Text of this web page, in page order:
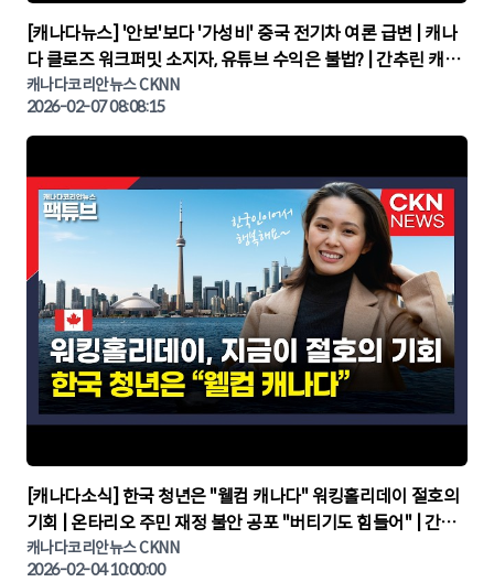
▶
[캐나다뉴스] '안보'보다 '가성비' 중국 전기차 여론 급변 | 캐나
다 클로즈 워크퍼밋 소지자, 유튜브 수익은 불법? | 간추린 캐나
다뉴스 | CKNNEWS, 캐나다코리안뉴스
캐나다코리안뉴스 CKNN
2026-02-07 08:08:15
▶
[캐나다소식] 한국 청년은 "웰컴 캐나다" 워킹홀리데이 절호의
기회 | 온타리오 주민 재정 불안 공포 "버티기도 힘들어" | 간추
린 캐나다뉴스 | CKNNEWS, 캐나다코리안뉴스
캐나다코리안뉴스 CKNN
2026-02-04 10:00:00